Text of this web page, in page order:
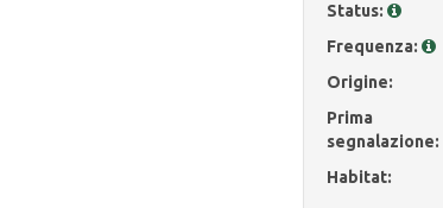
Status:
Frequenza:
Origine:
Prima
segnalazione:
Habitat: